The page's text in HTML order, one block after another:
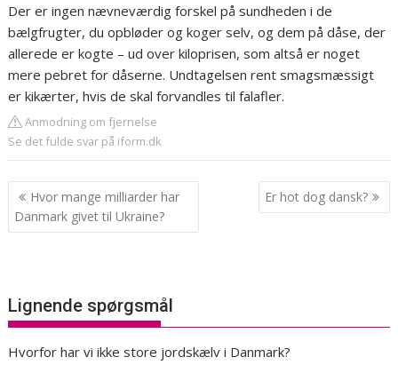
Der er ingen nævneværdig forskel på sundheden i de
bælgfrugter, du opbløder og koger selv, og dem på dåse, der
allerede er kogte – ud over kiloprisen, som altså er noget
mere pebret for dåserne. Undtagelsen rent smagsmæssigt
er kikærter, hvis de skal forvandles til falafler.
Anmodning om fjernelse
Se det fulde svar på iform.dk
Indlægsnavigation
Hvor mange milliarder har
Danmark givet til Ukraine?
Er hot dog dansk?
Lignende spørgsmål
Hvorfor har vi ikke store jordskælv i Danmark?